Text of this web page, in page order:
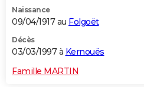
Naissance
09/04/1917 au Folgoët
Décès
03/03/1997 à Kernouës
Famille MARTIN